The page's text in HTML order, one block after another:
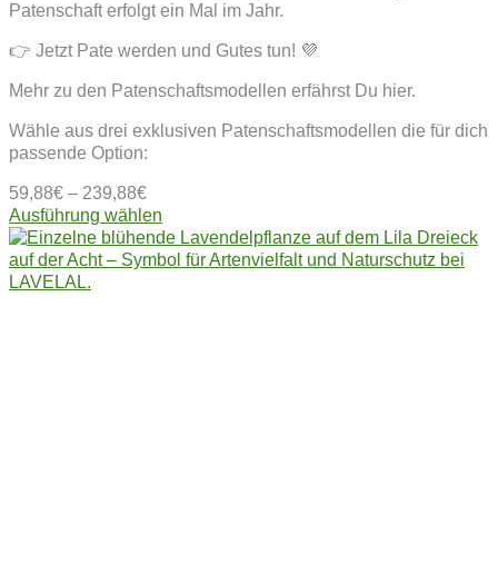
Patenschaft erfolgt ein Mal im Jahr.
👉 Jetzt Pate werden und Gutes tun! 💜
Mehr zu den Patenschaftsmodellen erfährst Du hier.
Wähle aus drei exklusiven Patenschaftsmodellen die für dich
passende Option:
59,88€ – 239,88€
Ausführung wählen
Produkt
weist